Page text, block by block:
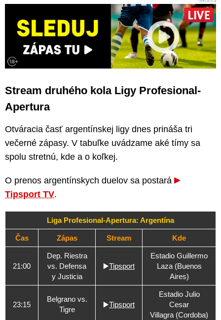
Stream druhého kola Ligy Profesional-
Apertura
Otváracia časť argentínskej ligy dnes prináša tri
večerné zápasy. V tabuľke uvádzame aké tímy sa
spolu stretnú, kde a o koľkej.
O prenos argentínskych duelov sa postará
Tipsport TV.
Liga Profesional-Apertura: Argentína
Čas Zápas Stream Kde
21:00
Dep. Riestra
vs. Defensa
y Justicia
▶️Tipsport
Estadio Guillermo
Laza (Buenos
Aires)
23:15
Belgrano vs.
Tigre
▶️Tipsport
Estadio Julio
Cesar
Villagra (Cordoba)